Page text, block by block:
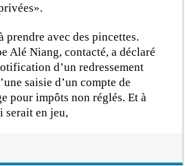
prendre avec des pincettes.
Alé Niang, contacté, a déclaré
d’un redressement
saisie d’un compte de
pour impôts non réglés. Et à
serait en jeu,